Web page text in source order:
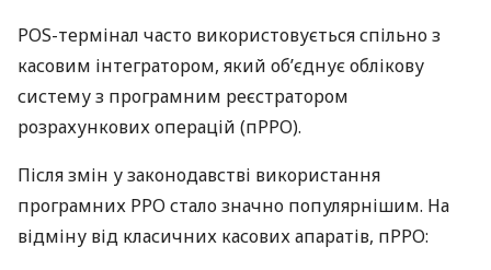
POS-термінал часто використовується спільно з
касовим інтегратором, який об’єднує облікову
систему з програмним реєстратором
розрахункових операцій (пРРО).
Після змін у законодавстві використання
програмних РРО стало значно популярнішим. На
відміну від класичних касових апаратів, пРРО: